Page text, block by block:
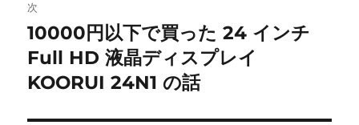
ゲ
ー
シ
次
次
の
投
10000円以下で買った 24 インチ
Full HD 液晶ディスプレイ
KOORUI 24N1 の話